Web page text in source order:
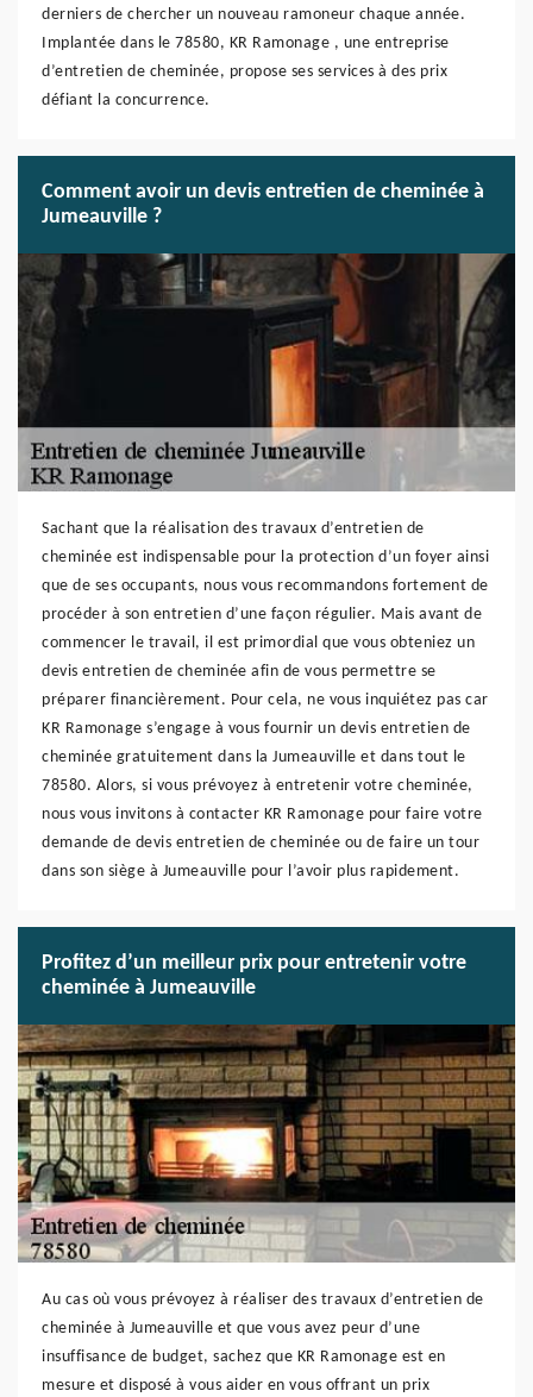
derniers de chercher un nouveau ramoneur chaque année.
Implantée dans le 78580, KR Ramonage , une entreprise
d’entretien de cheminée, propose ses services à des prix
défiant la concurrence.
Comment avoir un devis entretien de cheminée à
Jumeauville ?
Sachant que la réalisation des travaux d’entretien de
cheminée est indispensable pour la protection d’un foyer ainsi
que de ses occupants, nous vous recommandons fortement de
procéder à son entretien d’une façon régulier. Mais avant de
commencer le travail, il est primordial que vous obteniez un
devis entretien de cheminée afin de vous permettre se
préparer financièrement. Pour cela, ne vous inquiétez pas car
KR Ramonage s’engage à vous fournir un devis entretien de
cheminée gratuitement dans la Jumeauville et dans tout le
78580. Alors, si vous prévoyez à entretenir votre cheminée,
nous vous invitons à contacter KR Ramonage pour faire votre
demande de devis entretien de cheminée ou de faire un tour
dans son siège à Jumeauville pour l’avoir plus rapidement.
Profitez d’un meilleur prix pour entretenir votre
cheminée à Jumeauville
Au cas où vous prévoyez à réaliser des travaux d’entretien de
cheminée à Jumeauville et que vous avez peur d’une
insuffisance de budget, sachez que KR Ramonage est en
mesure et disposé à vous aider en vous offrant un prix